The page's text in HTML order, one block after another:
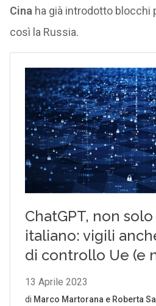
Cina ha già introdotto blocchi
così la Russia.